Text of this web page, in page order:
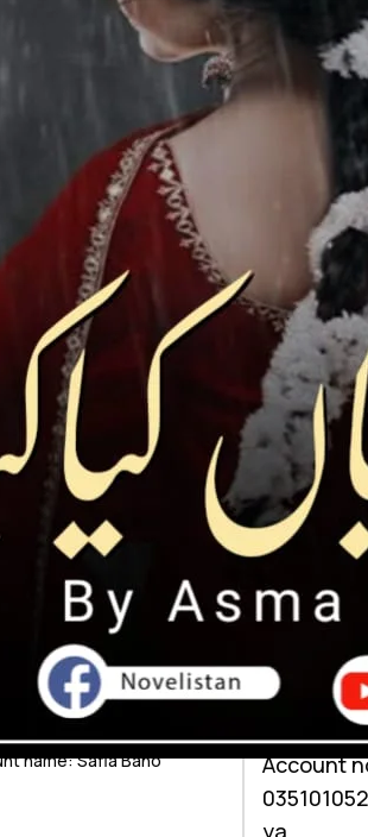
Direct
Support Novelistan ❤️
pasand aati hain aur aap hamari
support / donationkar sakte
/ JazzCash
1256788
name: Safia Bano
Bank
United
Account